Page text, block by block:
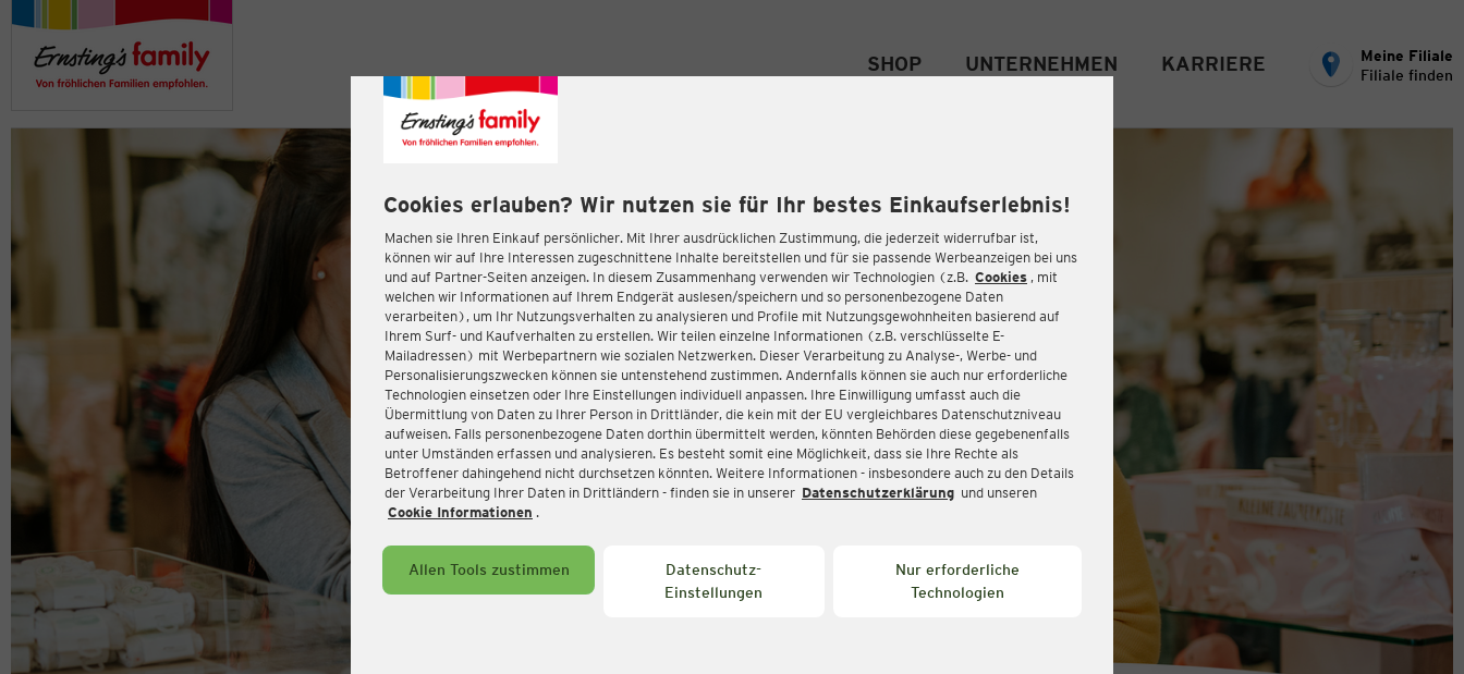
Cookies erlauben? Wir nutzen sie für Ihr bestes Einkaufserlebnis!
Machen sie Ihren Einkauf persönlicher. Mit Ihrer ausdrücklichen Zustimmung, die jederzeit widerrufbar ist,
können wir auf Ihre Interessen zugeschnittene Inhalte bereitstellen und für sie passende Werbeanzeigen bei uns
und auf Partner-Seiten anzeigen. In diesem Zusammenhang verwenden wir Technologien (z.B. Cookies , mit
welchen wir Informationen auf Ihrem Endgerät auslesen/speichern und so personenbezogene Daten
verarbeiten), um Ihr Nutzungsverhalten zu analysieren und Profile mit Nutzungsgewohnheiten basierend auf
Ihrem Surf- und Kaufverhalten zu erstellen. Wir teilen einzelne Informationen (z.B. verschlüsselte E-
Mailadressen) mit Werbepartnern wie sozialen Netzwerken. Dieser Verarbeitung zu Analyse-, Werbe- und
Personalisierungszwecken können sie untenstehend zustimmen. Andernfalls können sie auch nur erforderliche
Technologien einsetzen oder Ihre Einstellungen individuell anpassen. Ihre Einwilligung umfasst auch die
Übermittlung von Daten zu Ihrer Person in Drittländer, die kein mit der EU vergleichbares Datenschutzniveau
aufweisen. Falls personenbezogene Daten dorthin übermittelt werden, könnten Behörden diese gegebenenfalls
unter Umständen erfassen und analysieren. Es besteht somit eine Möglichkeit, dass sie Ihre Rechte als
Betroffener dahingehend nicht durchsetzen könnten. Weitere Informationen - insbesondere auch zu den Details
der Verarbeitung Ihrer Daten in Drittländern - finden sie in unserer Datenschutzerklärung und unseren
Cookie Informationen .
Allen Tools zustimmen
Datenschutz-
Einstellungen
Nur erforderliche
Technologien
SHOP UNTERNEHMEN KARRIERE
Meine Filiale
Filiale finden